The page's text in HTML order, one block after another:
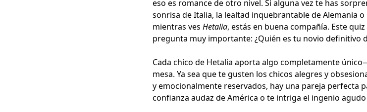
eso es romance de otro nivel. Si alguna vez te has
sonrisa de Italia, la lealtad inquebrantable de Alemania
mientras ves Hetalia, estás en buena compañía. Este
pregunta muy importante: ¿Quién es tu novio definitivo
Cada chico de Hetalia aporta algo completamente
mesa. Ya sea que te gusten los chicos alegres y
y emocionalmente reservados, hay una pareja perfecta
confianza audaz de América o te intriga el ingenio